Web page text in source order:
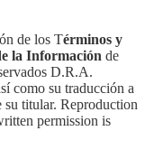
de los Términos y
la Información de
D.R.A.
como su traducción a
su titular. Reproduction
permission is